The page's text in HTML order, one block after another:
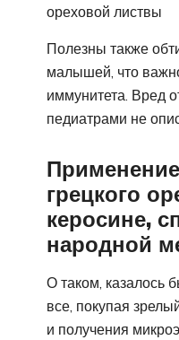
ореховой листвы
Полезны также
малышей, что
иммунитета. Вред
педиатрами не
грецкого
керосине,
народной
О таком, казалось
все, покупая
и получения